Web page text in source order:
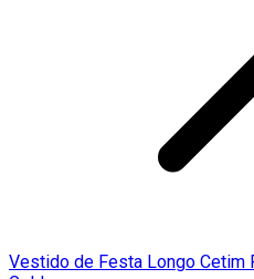
Vestido de Festa Longo Cetim